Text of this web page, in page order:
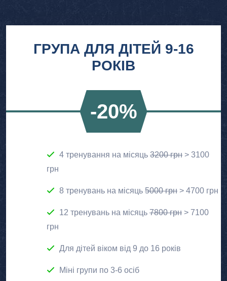
ГРУПА ДЛЯ ДІТЕЙ 9-16
РОКІВ
-20%
4 тренування на місяць 3200 грн > 3100
грн
8 тренувань на місяць 5000 грн > 4700 грн
12 тренувань на місяць 7800 грн > 7100
грн
Для дітей віком від 9 до 16 років
Міні групи по 3-6 осіб